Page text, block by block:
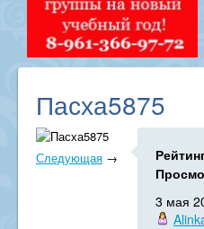
Пасха5875
Следующая →
3 мая